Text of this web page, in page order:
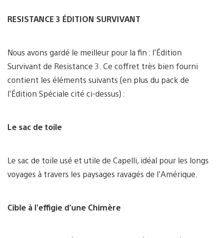
RESISTANCE 3 ÉDITION SURVIVANT
Nous avons gardé le meilleur pour la fin : l’Édition
Survivant de Resistance 3. Ce coffret très bien fourni
contient les éléments suivants (en plus du pack de
l’Édition Spéciale cité ci-dessus) :
Le sac de toile
Le sac de toile usé et utile de Capelli, idéal pour les longs
voyages à travers les paysages ravagés de l’Amérique.
Cible à l’effigie d’une Chimère